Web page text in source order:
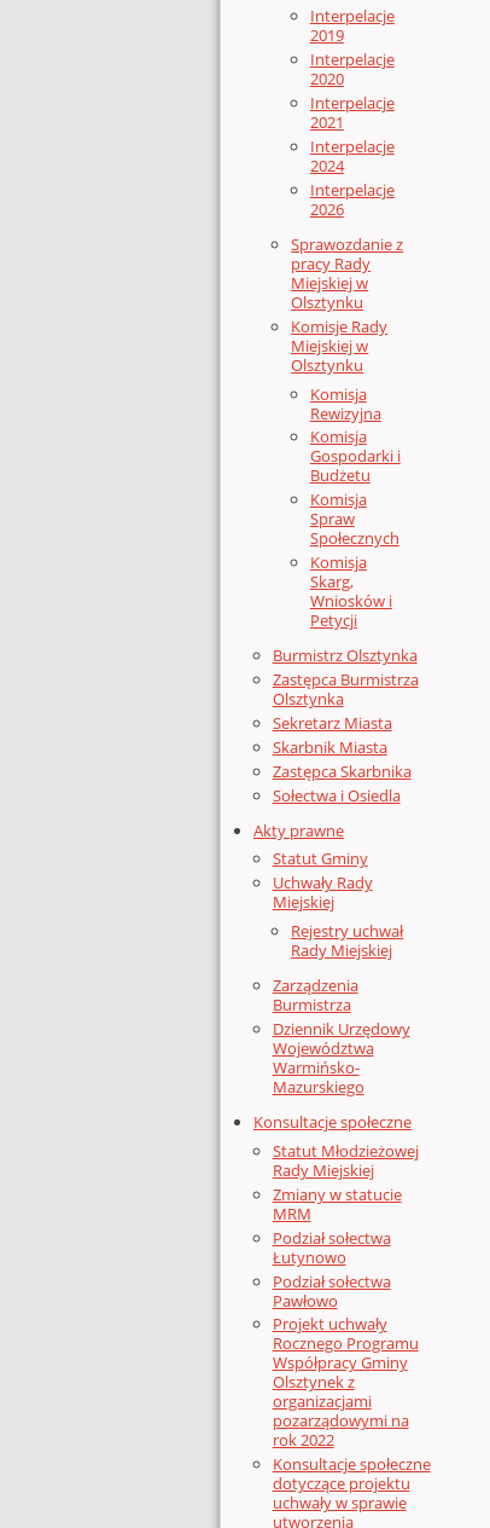
Interpelacje
2019
Interpelacje
2020
Interpelacje
2021
Interpelacje
2024
Interpelacje
2026
Sprawozdanie z
pracy Rady
Miejskiej w
Olsztynku
Komisje Rady
Miejskiej w
Olsztynku
Komisja
Rewizyjna
Komisja
Gospodarki i
Budżetu
Komisja
Spraw
Społecznych
Komisja
Skarg,
Wniosków i
Petycji
Burmistrz Olsztynka
Zastępca Burmistrza
Olsztynka
Sekretarz Miasta
Skarbnik Miasta
Zastępca Skarbnika
Sołectwa i Osiedla
Akty prawne
Statut Gminy
Uchwały Rady
Miejskiej
Rejestry uchwał
Rady Miejskiej
Zarządzenia
Burmistrza
Dziennik Urzędowy
Województwa
Warmińsko-
Mazurskiego
Konsultacje społeczne
Statut Młodzieżowej
Rady Miejskiej
Zmiany w statucie
MRM
Podział sołectwa
Łutynowo
Podział sołectwa
Pawłowo
Projekt uchwały
Rocznego Programu
Współpracy Gminy
Olsztynek z
organizacjami
pozarządowymi na
rok 2022
Konsultacje społeczne
dotyczące projektu
uchwały w sprawie
utworzenia